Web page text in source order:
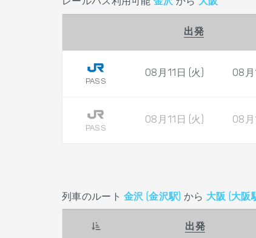
出発
PASS
08月11日 (火) 08月
PASS
08月11日 (火) 08月
列車のルート金沢 (金沢駅) から 大阪 (大阪
出発